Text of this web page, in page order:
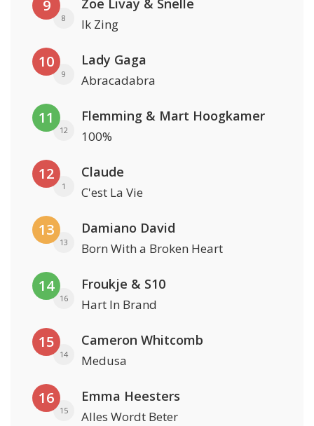
9
8
Zoë Livay & Snelle
Ik Zing
10
9
Lady Gaga
Abracadabra
11
12
Flemming & Mart Hoogkamer
100%
12
1
Claude
C'est La Vie
13
13
Damiano David
Born With a Broken Heart
14
16
Froukje & S10
Hart In Brand
15
14
Cameron Whitcomb
Medusa
16
15
Emma Heesters
Alles Wordt Beter